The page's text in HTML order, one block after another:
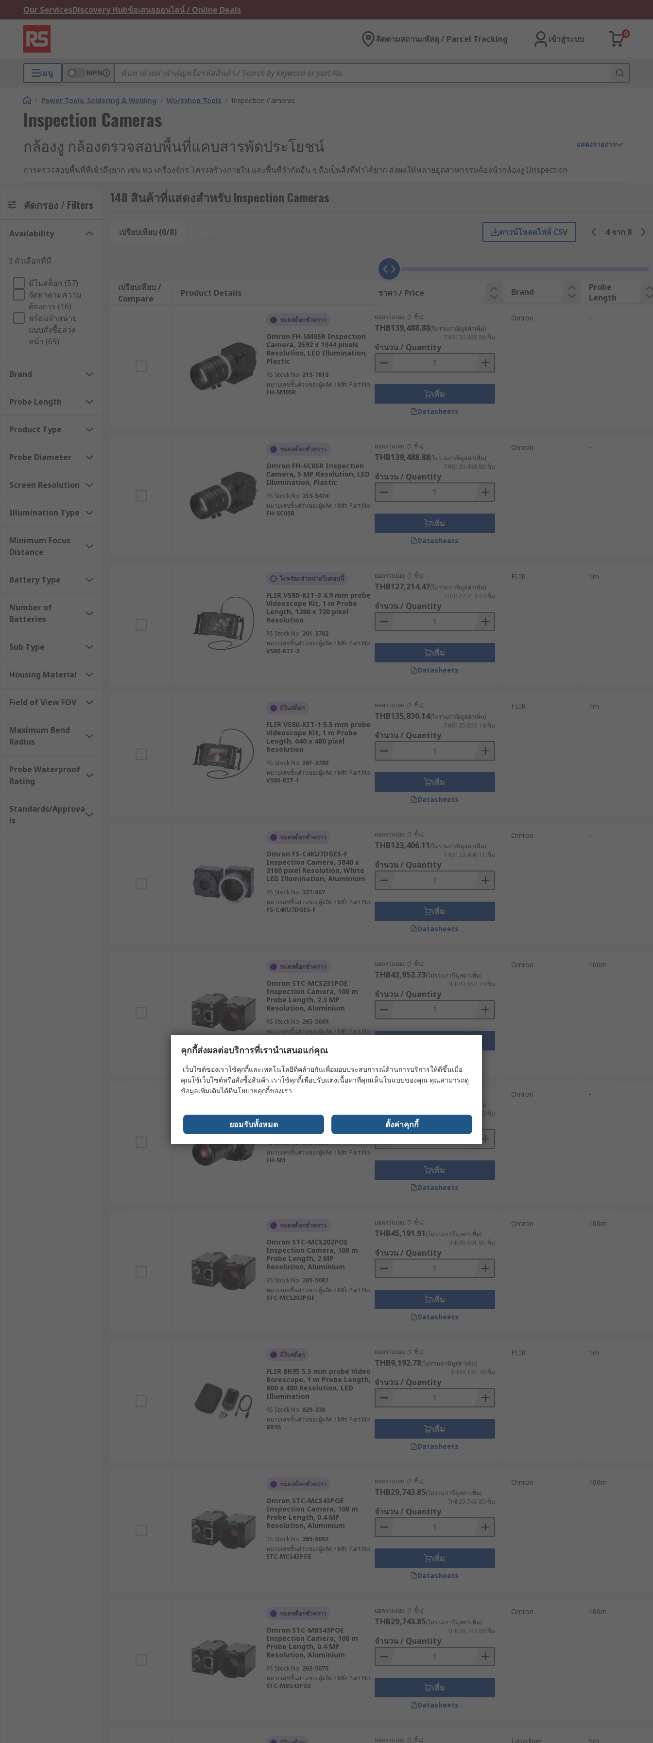
Our ServicesDiscovery Hubข้อเสนอออนไลน์ / Online Deals
ติดตามสถานะพัสดุ / Parcel Tracking เข้าสู่ระบบ
0
เมนู MPN
/ Power Tools, Soldering & Welding / Workshop Tools / Inspection Cameras
Inspection Cameras
กล้องงู กล้องตรวจสอบพื้นที่แคบสารพัดประโยชน์
การตรวจสอบพื้นที่ที่เข้าถึงยาก เช่น ท่อ เครื่องจักร โครงสร้างภายใน และพื้นที่จำกัดอื่น ๆ ถือเป็นสิ่งที่ทำได้ยาก ส่งผลให้หลายอุตสาหกรรมต้องนำกล้องงู (Inspection
เสียหาย ปัญหาภายใน และดำเนินงานบำรุงรักษาได้อย่างมีประสิทธิภาพ
กล้องงู หรือ Inspection Camera คือกล้องตรวจสอบพื้นที่แคบประเภทหนึ่ง มีลักษณะเป็นกล้องขนาดเล็กที่ติดตั้งบนสายเคเบิลที่ยืดหยุ่น สามารถสอดเข้าไปในพื้นที่
จำกัดและส่งภาพกลับมายังจอแสดงผล เช่น จอ LCD, สมาร์ตโฟน หรือแท็บเล็ตได้ โดยทั่วไปมักออกแบบให้ทนต่อสภาพแวดล้อมที่ท้าทาย เช่น พื้นที่มืด แคบ หรือเปียก
น้ำ
กล้องงูมีให้เลือกหลายรุ่น ตั้งแต่ขนาดพกพาที่มาพร้อมหัวแบบงอได้ ไปจนถึงรุ่นอุตสาหกรรมขนาดใหญ่ที่มีความทนทานสูง ถือเป็นอุปกรณ์สำคัญที่ขาดไม่ได้ในหลาก
หลายอุตสาหกรรมที่ต้องจำเป็นต้องได้รับการตรวจสอบในรูปแบบต่าง ๆ
คุณสมบัติหลักของกล้องงู
เชื่อมต่อกับสายเคเบิลยืดหยุ่นสูง สามารถดัดโค้งและสอดเข้าไปในพื้นที่แคบ เช่น ท่อระบายน้ำ ช่องว่างในผนัง และเครื่องจักร จึงนิยมใช้เป็นกล้องส่องท่อระบาย
กล้องงูมักมีไฟ LED ในตัว ปรับระดับความสว่างได้ ช่วยให้มองเห็นในพื้นที่ที่มีแสงน้อย หรือมืดสนิท
ความละเอียดสูง รองรับตั้งแต่ 720p, 1080p ไปจนถึง 4K ให้ภาพคมชัดและรายละเอียดสูง
กล้องงูบางรุ่นรองรับการเชื่อมต่อไร้สายผ่าน Wi-Fi หรือ Bluetooth ของสมาร์ตโฟนหรือแท็บเล็ต ช่วยเพิ่มความสะดวกในการใช้งาน
มาพร้อมหน้าจอแสดงผลแบบ LCD หรือ OLED ในตัว ทำให้ไม่ต้องพึ่งพาอุปกรณ์เสริม
สามารถบันทึกภาพและวิดีโอได้ รองรับการบันทึกไฟล์ลงการ์ดหน่วยความจำหรือส่งตรงไปยังอุปกรณ์ที่เชื่อมต่อ
ออกแบบให้มีน้ำหนักเบา ขนาดกะทัดรัด พกพาสะดวก ใช้งานได้ง่าย แม้ในพื้นที่จำกัด
ระยะโฟกัสมีความยืดหยุ่น มีช่วงโฟกัสที่ปรับได้เพื่อช่วยให้เห็นรายละเอียดของวัตถุที่อยู่ใกล้หรือไกล
กล้องงูมีหลักการทำงานอย่างไร ?
กล้องงูทำงานโดยการติดกล้องความละเอียดสูงไว้ที่ปลายสายเคเบิลที่มีความยืดหยุ่น สามารถสอดเข้าไปในพื้นที่ที่ต้องการตรวจสอบ และส่งสัญญาณภาพแบบเรียลไทม์
กลับไปยังหน้าจอแสดงผล ซึ่งสรุปให้เห็นภาพได้ ดังนี้
กล้องจะถ่ายภาพและส่งสัญญาณไปยังหน้าจอด้วยการเชื่อมต่อผ่านสายเคเบิลหรือระบบไร้สาย เพื่อติดตามและบันทึกผล
ประเภทของกล้องงูที่นิยมใช้ในอุตสาหกรรมต่าง ๆ
ด้วยหลักการทำงานและคุณสมบัติเด่น ส่งผลให้กล้องงูหรือ Inspection Camera มีประโยชน์เป็นอย่างมาก และนิยมนำไปปรับใช้ในหลายอุตสาหกรรม มีการพัฒนาให้
กล้องงูไฟเบอร์ออปติก (Fibrescope) : ใช้ไฟเบอร์ออปติกในการส่งภาพ มีความยืดหยุ่นสูง เหมาะกับงานที่ต้องการความละเอียดสูง
กล้องงูกันน้ำ (Waterproof Inspection Camera) : ใช้ตรวจสอบท่อระบายน้ำหรือระบบประปา
กล้องงูไร้สาย (Wireless Inspection Camera) : เชื่อมต่อกับสมาร์ตโฟนหรือแท็บเล็ตผ่าน Wi-Fi หรือ Bluetooth
ตัวอย่างการใช้งานกล้องงูในอุตสาหกรรมต่าง ๆ
กล้องตรวจสอบพื้นที่เข้าถึงยากมีการใช้งานที่หลากหลายในหลายอุตสาหกรรม ยกตัวอย่างเช่น
งานซ่อมบำรุงเครื่องจักร : ใช้ตรวจสอบภายในเครื่องยนต์หรือเครื่องจักรขนาดใหญ่ จึงช่วยลดเวลาซ่อมบำรุงโดยไม่ต้องถอดแยกชิ้นส่วน
งานตรวจสอบระบบท่อประปาและระบายน้ำ : กล้องงูส่องท่อใช้ตรวจสอบการอุดตันหรือรอยรั่วภายในท่อ ช่วยประหยัดเวลาในการซ่อมแซมระบบประปา
งานด้านความปลอดภัยและการสืบสวน : ใช้ตรวจสอบพื้นที่แคบในการปฏิบัติงานทางกฎหมายและค้นหาหลักฐานในพื้นที่ที่เข้าถึงยาก
วิธีเลือกซื้อกล้องงูให้เหมาะสมกับการใช้งาน
ควรเลือกกล้องที่มีความละเอียด 720p, 1080p หรือ 4K เพื่อให้ได้ภาพที่คมชัดที่สุด
เลือกความยาวของสายที่เหมาะสมกับลักษณะงาน เช่น 3-5 เมตร สำหรับงานทั่วไป และ 10 เมตรขึ้นไป สำหรับงานอุตสาหกรรม
ควรเลือกกล้องที่มีไฟ LED และระบบไฟส่องสว่างคุณภาพสูง สามารถปรับระดับความสว่างได้ เพื่อช่วยตรวจสอบในพื้นที่ที่มีแสงน้อย
หากต้องการความสะดวก แนะนำให้เลือกกล้องงูไร้สายที่สามารถเชื่อมต่อกับสมาร์ตโฟนผ่าน Wi-Fi หรือ Bluetooth ได้
RS จำหน่าย Inspection Camera หรือกล้องงูราคาถูก คุณภาพเยี่ยม
ต้องการซื้อกล้องงูทุกชนิด ไม่ว่าจะเป็นกล้องงูส่องท่อ กล้องงูไร้สาย กล้องงูพร้อมจอ หรือกล้องประเภทอื่น ๆ เพื่อใช้ในงานอุตสาหกรรม สามารถเลือกซื้อได้สะดวก
ตลอด 24 ชม. ที่เว็บไซต์ RS เราคือผู้ผลิตและจัดจำหน่ายกล้องสำหรับใช้ในที่แคบคุณภาพสูงจากหลากหลายแบรนด์ชั้นนำ เช่น RS PRO, Omron และ Laserliner ใน
ราคาย่อมเยา พร้อมบริการจัดส่งทั่วประเทศ หรือปรึกษาผู้เชี่ยวชาญด้านผลิตภัณฑ์ เพื่อขอรับคำแนะนำเกี่ยวกับการเลือกอุปกรณ์ให้เหมาะกับการใช้งานใน
แสดงรายการ
คัดกรอง / Filters
Availability
3 ตัวเลือกที่มี
มีในสต็อก (57)
จัดหาตามความ
ต้องการ (16)
พร้อมจำหน่าย
แบบสั่งซื้อล่วง
หน้า (69)
Brand
Probe Length
Product Type
Probe Diameter
Screen Resolution
Illumination Type
Minimum Focus
Distance
Battery Type
Number of
Batteries
Sub Type
Housing Material
Field of View FOV
Maximum Bend
Radius
Probe Waterproof
Rating
Standards/Approva
ls
148 สินค้าที่แสดงสำหรับ Inspection Cameras
เปรียบเทียบ (0/8) ดาวน์โหลดไฟล์ CSV 4 จาก 8
เปรียบเทียบ /
Compare
Product Details ราคา / Price Brand
Probe
Length
หมดสต็อกชั่วคราว
Omron FH-SM05R Inspection
Camera, 2592 x 1944 pixels
Resolution, LED Illumination,
Plastic
RS Stock No. 215-7810
หมายเลขชิ้นส่วนของผู้ผลิต / Mfr. Part No.
FH-SM05R
ยอดรวมย่อย (1 ชิ้น)
THB139,488.88(ไม่รวมภาษีมูลค่าเพิ่ม)
THB139,488.88/ชิ้น
จำนวน / Quantity
เพิ่ม
Datasheets
Omron -
หมดสต็อกชั่วคราว
Omron FH-SC05R Inspection
Camera, 5 MP Resolution, LED
Illumination, Plastic
RS Stock No. 215-5474
หมายเลขชิ้นส่วนของผู้ผลิต / Mfr. Part No.
FH-SC05R
ยอดรวมย่อย (1 ชิ้น)
THB139,488.88(ไม่รวมภาษีมูลค่าเพิ่ม)
THB139,488.88/ชิ้น
จำนวน / Quantity
เพิ่ม
Datasheets
Omron -
ไม่พร้อมจำหน่ายในตอนนี้
FLIR VS80-KIT-3 4.9 mm probe
Videoscope Kit, 1 m Probe
Length, 1280 x 720 pixel
Resolution
RS Stock No. 261-3782
หมายเลขชิ้นส่วนของผู้ผลิต / Mfr. Part No.
VS80-KIT-3
ยอดรวมย่อย (1 ชิ้น)
THB127,214.47(ไม่รวมภาษีมูลค่าเพิ่ม)
THB127,214.47/ชิ้น
จำนวน / Quantity
เพิ่ม
Datasheets
FLIR 1m
มีในสต็อก
FLIR VS80-KIT-1 5.5 mm probe
Videoscope Kit, 1 m Probe
Length, 640 x 480 pixel
Resolution
RS Stock No. 261-3780
หมายเลขชิ้นส่วนของผู้ผลิต / Mfr. Part No.
VS80-KIT-1
ยอดรวมย่อย (1 ชิ้น)
THB135,830.14(ไม่รวมภาษีมูลค่าเพิ่ม)
THB135,830.14/ชิ้น
จำนวน / Quantity
เพิ่ม
Datasheets
FLIR 1m
หมดสต็อกชั่วคราว
Omron FS-C4KU7DGES-F
Inspection Camera, 3840 x
2160 pixel Resolution, White
LED Illumination, Aluminium
RS Stock No. 327-867
หมายเลขชิ้นส่วนของผู้ผลิต / Mfr. Part No.
FS-C4KU7DGES-F
ยอดรวมย่อย (1 ชิ้น)
THB123,406.11(ไม่รวมภาษีมูลค่าเพิ่ม)
THB123,406.11/ชิ้น
จำนวน / Quantity
เพิ่ม
Datasheets
Omron -
หมดสต็อกชั่วคราว
Omron STC-MCS231POE
Inspection Camera, 100 m
Probe Length, 2.3 MP
Resolution, Aluminium
RS Stock No. 265-5089
หมายเลขชิ้นส่วนของผู้ผลิต / Mfr. Part No.
ยอดรวมย่อย (1 ชิ้น)
THB43,952.73(ไม่รวมภาษีมูลค่าเพิ่ม)
THB43,952.73/ชิ้น
จำนวน / Quantity
Omron 100m
หมดสต็อกชั่วคราว
Omron FH-SM Inspection
Camera, 0.3 MP Resolution,
LED Illumination, Plastic
RS Stock No.215-1550
หมายเลขชิ้นส่วนของผู้ผลิต / Mfr. Part No.
FH-SM
(ไม่รวมภาษีมูลค่าเพิ่ม)
THB116,587.92/ชิ้น
จำนวน / Quantity
เพิ่ม
Datasheets
Omron -
หมดสต็อกชั่วคราว
Omron STC-MCS202POE
Inspection Camera, 100 m
Probe Length, 2 MP
Resolution, Aluminium
RS Stock No. 265-5087
หมายเลขชิ้นส่วนของผู้ผลิต / Mfr. Part No.
STC-MCS202POE
ยอดรวมย่อย (1 ชิ้น)
THB45,191.91(ไม่รวมภาษีมูลค่าเพิ่ม)
THB45,191.91/ชิ้น
จำนวน / Quantity
เพิ่ม
Datasheets
Omron 100m
มีในสต็อก
FLIR BR95 5.5 mm probe Video
Borescope, 1 m Probe Length,
800 x 480 Resolution, LED
Illumination
RS Stock No. 829-338
หมายเลขชิ้นส่วนของผู้ผลิต / Mfr. Part No.
BR95
ยอดรวมย่อย (1 ชิ้น)
THB9,192.78(ไม่รวมภาษีมูลค่าเพิ่ม)
THB9,192.78/ชิ้น
จำนวน / Quantity
เพิ่ม
Datasheets
FLIR 1m
หมดสต็อกชั่วคราว
Omron STC-MCS43POE
Inspection Camera, 100 m
Probe Length, 0.4 MP
Resolution, Aluminium
RS Stock No. 265-5092
หมายเลขชิ้นส่วนของผู้ผลิต / Mfr. Part No.
STC-MCS43POE
ยอดรวมย่อย (1 ชิ้น)
THB29,743.85(ไม่รวมภาษีมูลค่าเพิ่ม)
THB29,743.85/ชิ้น
จำนวน / Quantity
เพิ่ม
Datasheets
Omron 100m
หมดสต็อกชั่วคราว
Omron STC-MBS43POE
Inspection Camera, 100 m
Probe Length, 0.4 MP
Resolution, Aluminium
RS Stock No. 265-5075
หมายเลขชิ้นส่วนของผู้ผลิต / Mfr. Part No.
STC-MBS43POE
ยอดรวมย่อย (1 ชิ้น)
THB29,743.85(ไม่รวมภาษีมูลค่าเพิ่ม)
THB29,743.85/ชิ้น
จำนวน / Quantity
เพิ่ม
Datasheets
Omron 100m
ยอดรวมย่อย (1 ชิ้น) Laserliner 5m
คุกกี้ส่งผลต่อบริการที่เรานำเสนอแก่คุณ
เว็บไซต์ของเราใช้คุกกี้และเทคโนโลยีที่คล้ายกันเพื่อมอบประสบการณ์ด้านการบริการให้ดีขึ้นเมื่อ
คุณใช้เว็บไซต์หรือสั่งซื้อสินค้า เราใช้คุกกี้เพื่อปรับแต่งเนื้อหาที่คุณเห็นในแบบของคุณ คุณสามารถดู
ข้อมูลเพิ่มเติมได้ที่นโยบายคุกกี้ของเรา
ยอมรับทั้งหมด ตั้งค่าคุกกี้